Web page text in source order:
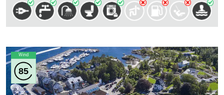
Wind
85